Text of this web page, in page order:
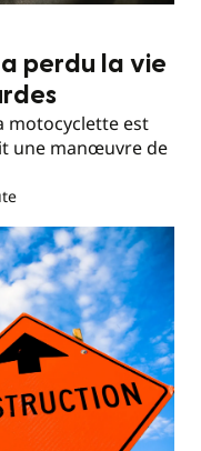
perdu la vie
motocyclette est
une manœuvre de